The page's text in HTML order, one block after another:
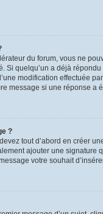
du forum, vous ne
Si quelqu’un a déjà
modification
message si une réponse a
?
tout d’abord en créer
ajouter une
votre souhait